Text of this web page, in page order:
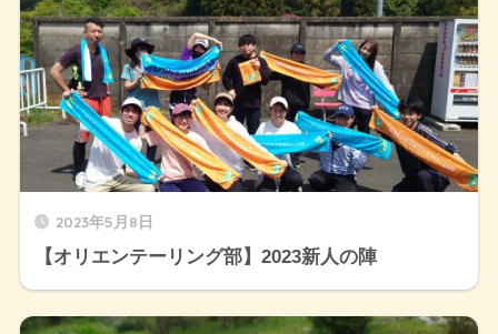
2023年5月8日
【オリエンテーリング部】2023新人の陣